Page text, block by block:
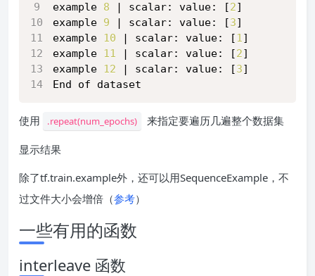
example 8 | scalar: value: [2]
example 9 | scalar: value: [3]
example 10 | scalar: value: [1]
example 11 | scalar: value: [2]
example 12 | scalar: value: [3]
End of dataset
使用 .repeat(num_epochs) 来指定要遍历几遍整个数据集
显示结果
除了tf.train.example外，还可以用SequenceExample，不
过文件大小会增倍（参考）
一些有用的函数
interleave 函数